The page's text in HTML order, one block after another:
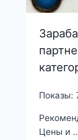
Показы:
Цены и